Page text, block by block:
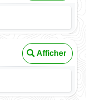
Afficher